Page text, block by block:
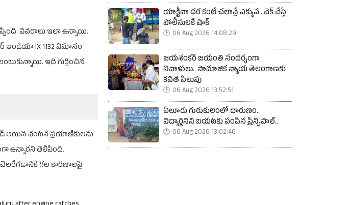
వివరాలు ఇలా ఉన్నాయి.
ఇండియా IX 1132 విమానం
ఇది గుర్తించిన
అయిన వెంటనే ప్రయాణికులను
ఉన్నారని తెలిపింది.
చెలరేగడానికి గల కారణాలపై
యాక్టీవా ధర కంటే చలాన్లే ఎక్కువ.. చెక్ చేస్తే
పోలీసులకే షాక్
06 Aug 2026 14:08:29
జయశంకర్ జయంతి సందర్భంగా
నివాళులు.. సామాజిక న్యాయ తెలంగాణకు
కవిత పిలుపు
06 Aug 2026 13:52:51
ఏలూరు గురుకులంలో దారుణం..
విద్యార్థినిని బయటకు పంపిన ప్రిన్సిపాల్..
06 Aug 2026 13:02:46